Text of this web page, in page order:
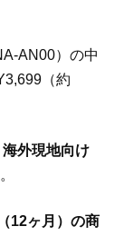
AN00）の中
（約
外現地向け
12ヶ月）の商